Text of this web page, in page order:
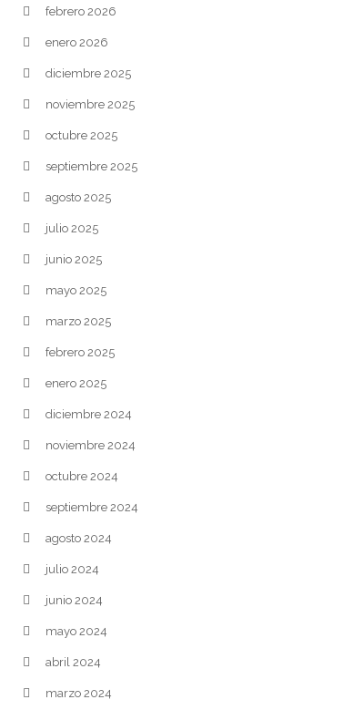
febrero 2026
enero 2026
diciembre 2025
noviembre 2025
octubre 2025
septiembre 2025
agosto 2025
julio 2025
junio 2025
mayo 2025
marzo 2025
febrero 2025
enero 2025
diciembre 2024
noviembre 2024
octubre 2024
septiembre 2024
agosto 2024
julio 2024
junio 2024
mayo 2024
abril 2024
marzo 2024